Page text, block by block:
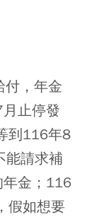
付，年金
止停發
到116年8
能請求補
金；116
假如想要